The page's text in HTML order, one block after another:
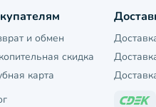
и обмен
скидка
карта